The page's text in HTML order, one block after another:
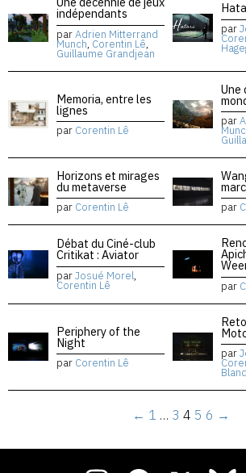
indépendants
parAdrien Mitterrand
Munch, Corentin Lê,
Guillaume Grandjean
par
Memoria, entre les
lignes
par Corentin Lê
Une
par
Horizons et mirages
du metaverse
par Corentin Lê par
Débat du Ciné-club
Critikat : Aviator
parJosué Morel,
Corentin Lê par
Periphery of the
Night
par Corentin Lê
par
← 1 … 3 4 5 6 →